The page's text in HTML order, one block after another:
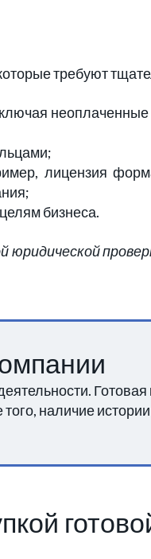
требуют
лицензия
бизнеса.
наличие